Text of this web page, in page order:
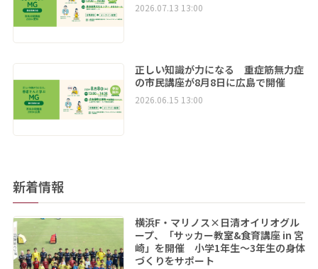
2026.07.13 13:00
正しい知識が力になる 重症筋無力症
の市民講座が8月8日に広島で開催
2026.06.15 13:00
新着情報
横浜F・マリノス×日清オイリオグル
ープ、「サッカー教室&食育講座 in 宮
崎」を開催 小学1年生～3年生の身体
づくりをサポート